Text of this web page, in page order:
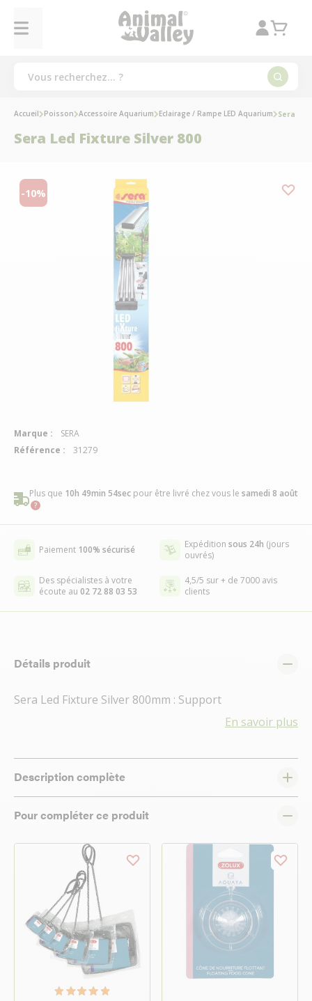
Plus que 10h 49min 54sec pour être livré chez vous le samedi 8 août
Paiement 100% sécurisé Expédition sous 24h (jours
ouvrés)
Des spécialistes à votre
écoute au 02 72 88 03 53
4,5/5 sur + de 7000 avis
clients
Détails produit
Sera Led Fixture Silver 800mm : Support
En savoir plus
Description complète
Pour compléter ce produit
Accueil Poisson Accessoire Aquarium Eclairage / Rampe LED Aquarium Sera
Sera Led Fixture Silver 800
-10%
Marque :
SERA
Référence :
31279